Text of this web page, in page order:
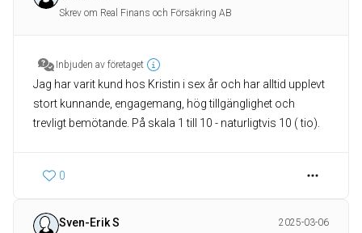
Skrev om Real Finans och Försäkring AB
Inbjuden av företaget
Jag har varit kund hos Kristin i sex år och har alltid upplevt
stort kunnande, engagemang, hög tillgänglighet och
trevligt bemötande. På skala 1 till 10 - naturligtvis 10 ( tio).
0
Sven-Erik S
2025-03-06